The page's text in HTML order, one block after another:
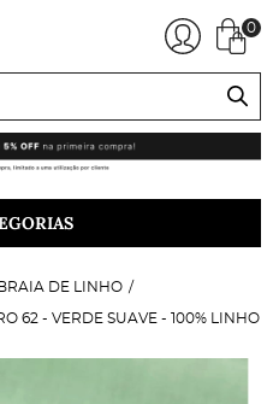
0
DE LINHO
62 - VERDE SUAVE - 100% LINHO